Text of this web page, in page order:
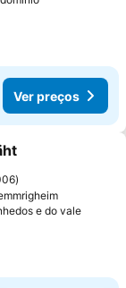
Ver preços
favoritos
e do vale